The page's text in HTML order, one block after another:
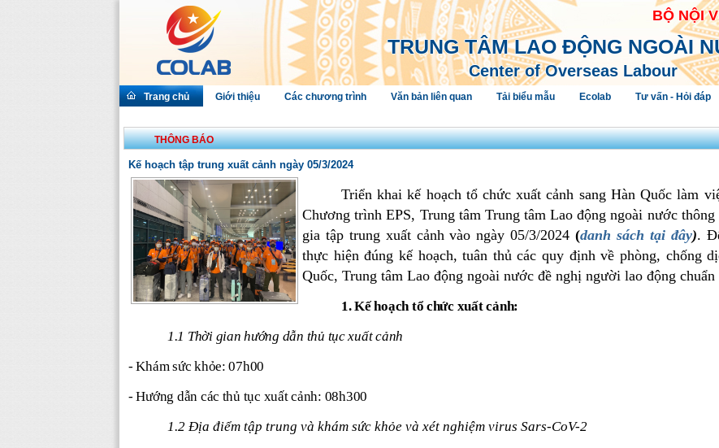
BỘ NỘI
TRUNG TÂM LAO ĐỘNG NGOÀI
Center of Overseas Labour
Trang chủ Giới thiệu Các chương trình Văn bản liên quan Tải biểu mẫu Ecolab Tư vấn - Hỏi đáp
THÔNG BÁO
Kế hoạch tập trung xuất cảnh ngày 05/3/2024
Triển khai kế hoạch tổ chức xuất cảnh sang Hàn Quốc làm
Chương trình EPS, Trung tâm Trung tâm Lao động ngoài nước thông
gia tập trung xuất cảnh vào ngày05/3/2024 (danh sách tại đây).
thực hiện đúng kế hoạch, tuân thủ các quy định về phòng, chống
Quốc, Trung tâm Lao động ngoài nước đề nghị người lao động
1. Kế hoạch tổ chức xuất cảnh:
1.1 Thời gian hướng dẫn thủ tục xuất cảnh
- Khám sức khỏe: 07h00
- Hướng dẫn các thủ tục xuất cảnh: 08h300
1.2 Địa điểm tập trung và khám sức khỏe và xét nghiệm virus Sars-CoV-2